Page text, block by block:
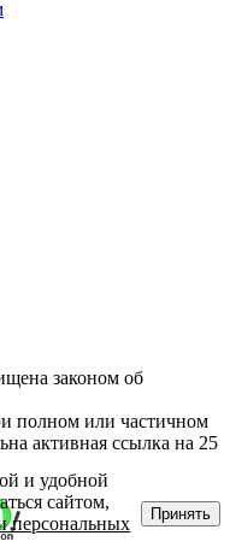
законом об
полном или частичном
активная ссылка на 25
и удобной
сайтом,
персональных
Принять